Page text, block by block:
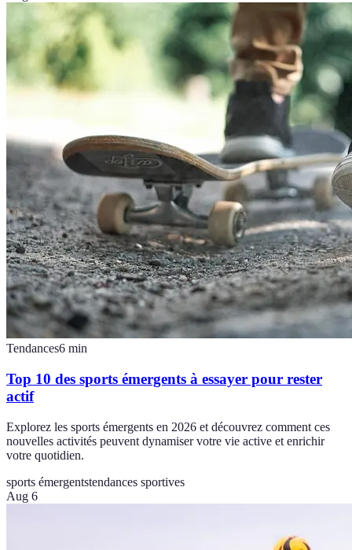
Tendances6 min
Top 10 des sports émergents à essayer pour rester
actif
Explorez les sports émergents en 2026 et découvrez comment ces
nouvelles activités peuvent dynamiser votre vie active et enrichir
votre quotidien.
sports émergentstendances sportives
Aug 6